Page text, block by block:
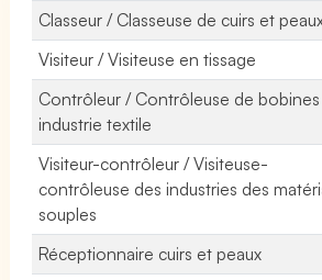
Classeur / Classeuse de cuirs et
Visiteur / Visiteuse en tissage
Contrôleur / Contrôleuse de
industrie textile
Visiteur-contrôleur / Visiteuse-
contrôleuse des industries des
souples
Réceptionnaire cuirs et peaux